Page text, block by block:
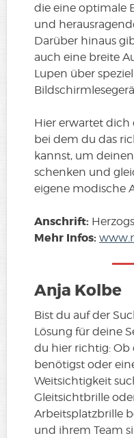
die eine optimale
und
Darüber hinaus
auch eine breite
Lupen über
Hier erwartet dich
bei dem du das
kannst, um
schenken und
eigene modische
Anschrift:
Mehr Infos:
Anja Kolbe
Bist du auf der
Lösung für deine
du hier richtig: Ob
benötigst oder
Weitsichtigkeit
Gleitsichtbrille
Arbeitsplatzbrille
und ihrem Team